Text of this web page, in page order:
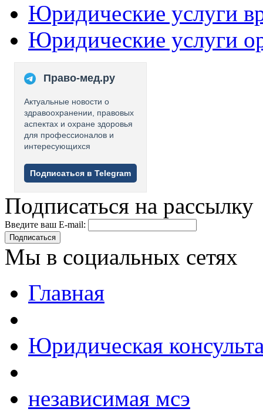
Юридические услуги
Юридические услуги
Право-мед.ру
Актуальные новости о
здравоохранении, правовых
аспектах и охране здоровья
для профессионалов и
интересующихся
Подписаться в Telegram
Подписаться на рассылку
Введите ваш E-mail:
Подписаться
Мы в социальных сетях
Главная
Юридическая
независимая мсэ